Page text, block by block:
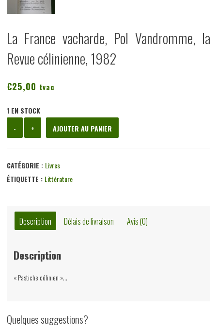
La France vacharde, Pol Vandromme, la
Revue célinienne, 1982
€25,00 tvac
1 EN STOCK
-
de
France
vacharde,
la
Revue
1982
+ AJOUTER AU PANIER
CATÉGORIE : Livres
ÉTIQUETTE : Littérature
Description Délais de livraison Avis (0)
Description
« Pastiche célinien »…
Quelques suggestions?